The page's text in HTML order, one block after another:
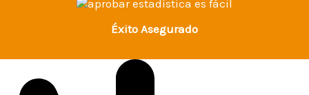
Éxito Asegurado